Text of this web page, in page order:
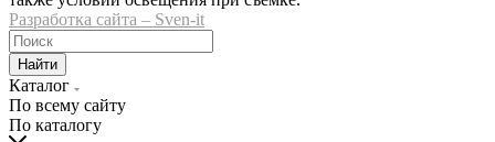
Разработка сайта – Sven-it
Найти
Каталог
По всему сайту
По каталогу